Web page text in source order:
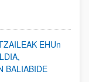
EHUn
BALIABIDE